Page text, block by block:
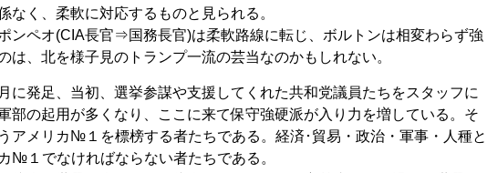
なく、柔軟に対応するものと見られる。
ンペオ(CIA長官⇒国務長官)は柔軟路線に転じ、ボルトンは相変わらず強
は、北を様子見のトランプ一流の芸当なのかもしれない。
に発足、当初、選挙参謀や支援してくれた共和党議員たちをスタッフに
部の起用が多くなり、ここに来て保守強硬派が入り力を増している。そ
アメリカ№１を標榜する者たちである。経済･貿易・政治・軍事・人種と
№１でなければならない者たちである。